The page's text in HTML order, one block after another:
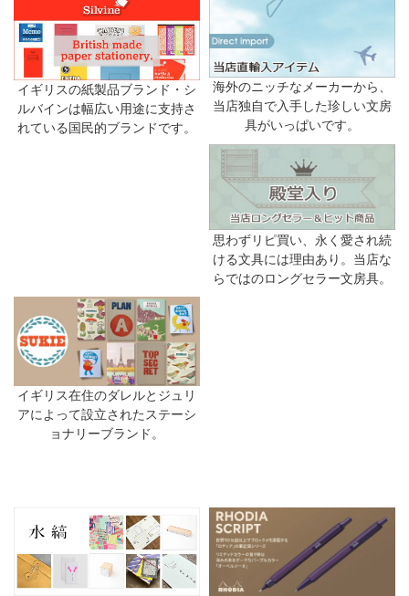
イギリスの紙製品ブランド・シ
ルバインは幅広い用途に支持さ
れている国民的ブランドです。
海外のニッチなメーカーから、
当店独自で入手した珍しい文房
具がいっぱいです。
思わずリピ買い、永く愛され続
ける文具には理由あり。当店な
らではのロングセラー文房具。
イギリス在住のダレルとジュリ
アによって設立されたステーシ
ョナリーブランド。